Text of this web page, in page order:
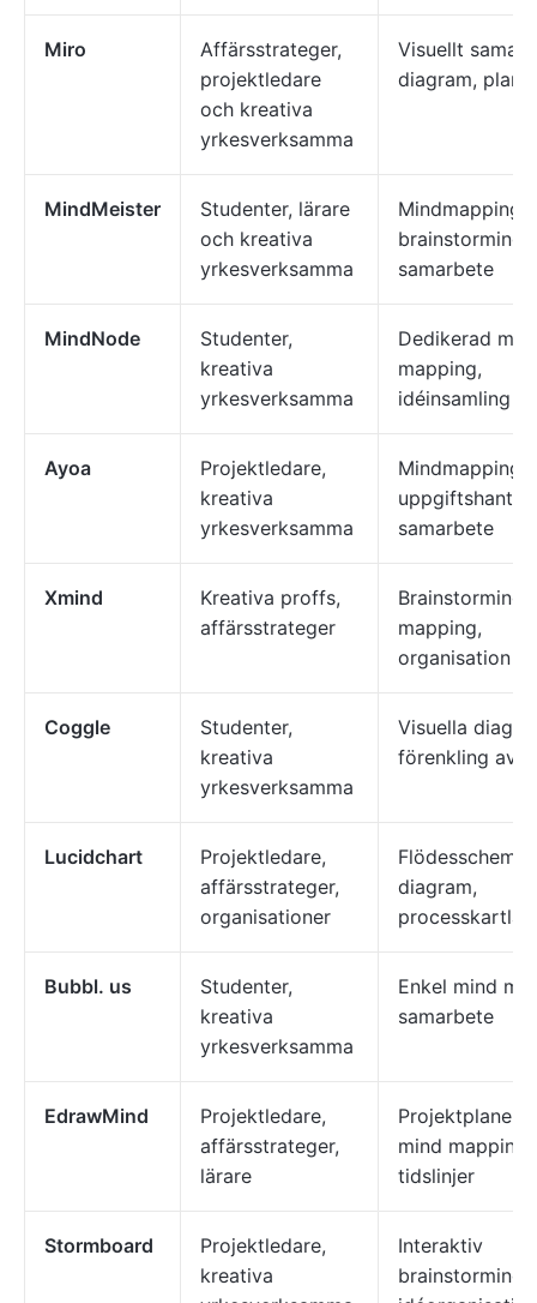
Miro
Affärsstrateger,
projektledare
och kreativa
yrkesverksamma
Visuellt
diagram,
MindMeister
Studenter, lärare
och kreativa
yrkesverksamma
Mindmapping,
brainstorming,
samarbete
MindNode
Studenter,
kreativa
yrkesverksamma
Dedikerad
mapping,
idéinsamling
Ayoa
Projektledare,
kreativa
yrkesverksamma
Mindmapping,
samarbete
Xmind
Kreativa proffs,
affärsstrateger
Brainstorming,
mapping,
organisation
Coggle
Studenter,
kreativa
yrkesverksamma
Visuella
förenkling av
Lucidchart
Projektledare,
affärsstrateger,
organisationer
diagram,
Bubbl. us
Studenter,
kreativa
yrkesverksamma
Enkel mind
samarbete
EdrawMind
Projektledare,
affärsstrateger,
lärare
mind mapping,
tidslinjer
Stormboard
Projektledare,
kreativa
Interaktiv
brainstorming,